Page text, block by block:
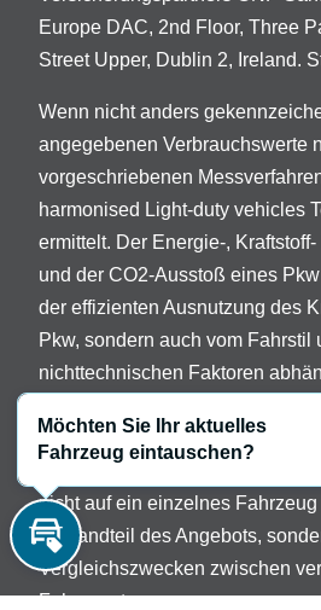
Europe DAC, 2nd Floor, Three
Street Upper, Dublin 2, Ireland.
Wenn nicht anders
angegebenen Verbrauchswerte
vorgeschriebenen
harmonised Light-duty vehicles
ermittelt. Der Energie-,
und der CO2-Ausstoß eines
der effizienten Ausnutzung des
Pkw, sondern auch vom Fahrstil
nichttechnischen Faktoren
Sonderausstattungen.
Verbrauchsangaben: Die
nicht auf ein einzelnes
Bestandteil des Angebots,
Vergleichszwecken zwischen
Fahrzeugtypen.
Inzahlungnahme
Möchten Sie Ihr aktuelles
Fahrzeug eintauschen?